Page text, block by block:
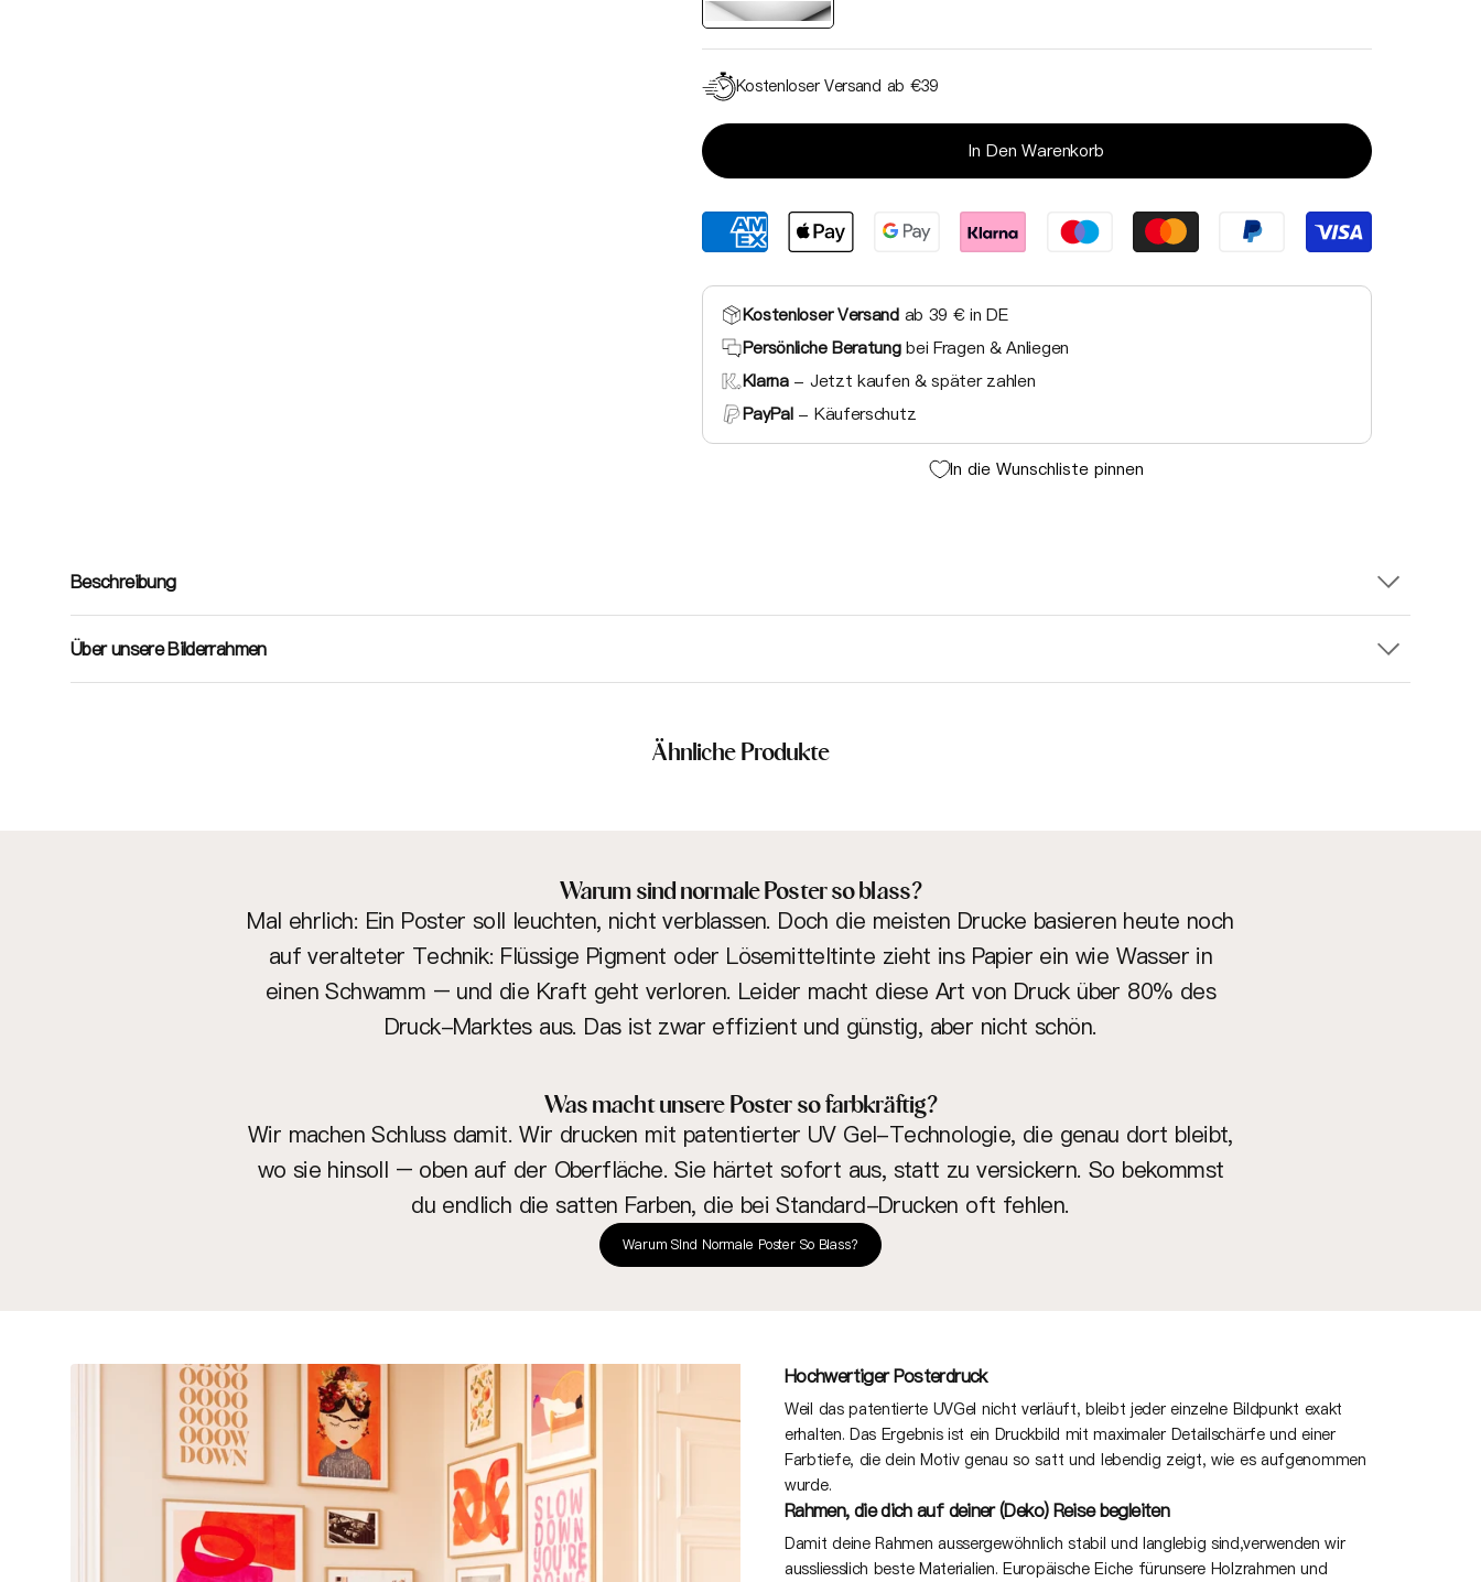
Kostenloser Versand ab €39
In Den Warenkorb
Kostenloser Versandab 39 € in DE
Persönliche Beratungbei Fragen & Anliegen
Klarna- Jetzt kaufen & später zahlen
PayPal- Käuferschutz
In die Wunschliste pinnen
Beschreibung
Über unsere Bilderrahmen
Ähnliche Produkte
Warum sind normale Poster so blass?
Mal ehrlich: Ein Poster soll leuchten, nicht verblassen. Doch die meisten Drucke basieren heute noch
auf veralteter Technik: Flüssige Pigment oder Lösemitteltinte zieht ins Papier ein wie Wasser in
einen Schwamm – und die Kraft geht verloren. Leider macht diese Art von Druck über 80% des
Druck-Marktes aus. Das ist zwar effizient und günstig, aber nicht schön.
Was macht unsere Poster so farbkräftig?
Wir machen Schluss damit. Wir drucken mit patentierter UV Gel-Technologie, die genau dort bleibt,
wo sie hinsoll – oben auf der Oberfläche. Sie härtet sofort aus, statt zu versickern. So bekommst
du endlich die satten Farben, die bei Standard-Drucken oft fehlen.
Warum Sind Normale Poster So Blass?
Hochwertiger Posterdruck
Weil das patentierte UVGel nicht verläuft, bleibt jeder einzelne Bildpunkt exakt
erhalten. Das Ergebnis ist ein Druckbild mit maximaler Detailschärfe und einer
Farbtiefe, die dein Motiv genau so satt und lebendig zeigt, wie es aufgenommen
wurde.
Rahmen, die dich auf deiner (Deko) Reise begleiten
Damit deine Rahmen aussergewöhnlich stabil und langlebig sind,verwenden wir
aussliesslich beste Materialien. Europäische Eiche fürunsere Holzrahmen und